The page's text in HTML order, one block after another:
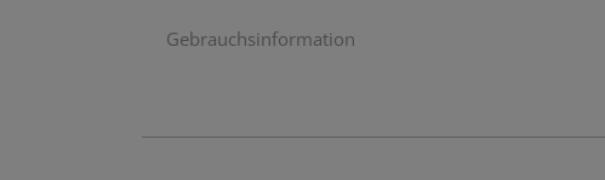
Gebrauchsinformation